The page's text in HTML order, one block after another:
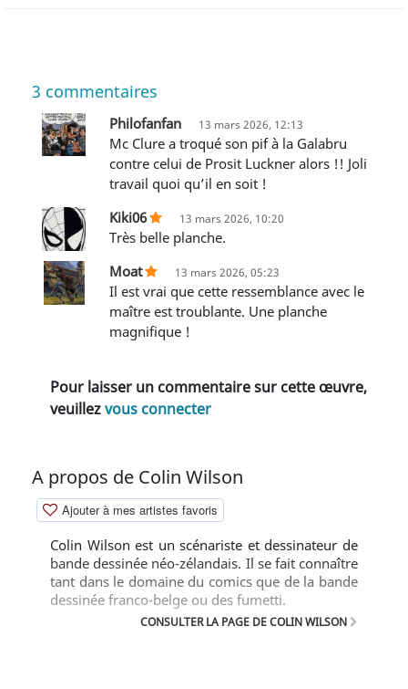
3 commentaires
Philofanfan 13 mars 2026, 12:13
Mc Clure a troqué son pif à la Galabru
contre celui de Prosit Luckner alors !! Joli
travail quoi qu’il en soit !
Kiki06
13 mars 2026, 10:20
Très belle planche.
Moat
13 mars 2026, 05:23
Il est vrai que cette ressemblance avec le
maître est troublante. Une planche
magnifique !
Pour laisser un commentaire sur cette œuvre,
veuillezvous connecter
A propos de Colin Wilson
Ajouter à mes artistes favoris
Colin Wilson est un scénariste et dessinateur de
bande dessinée néo-zélandais. Il se fait connaître
tant dans le domaine du comics que de la bande
dessinée franco-belge ou des fumetti.
CONSULTER LA PAGE DE COLIN WILSON